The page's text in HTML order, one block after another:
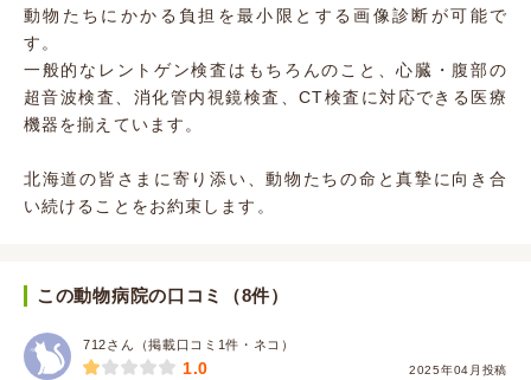
動物たちにかかる負担を最小限とする画像診断が可能で
す。
一般的なレントゲン検査はもちろんのこと、心臓・腹部の
超音波検査、消化管内視鏡検査、CT検査に対応できる医療
機器を揃えています。
北海道の皆さまに寄り添い、動物たちの命と真摯に向き合
い続けることをお約束します。
この動物病院の口コミ（8件）
712さん（掲載口コミ1件・ネコ）
2025年04月投稿
1.0